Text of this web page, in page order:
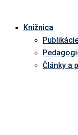
Knižnica
Články a